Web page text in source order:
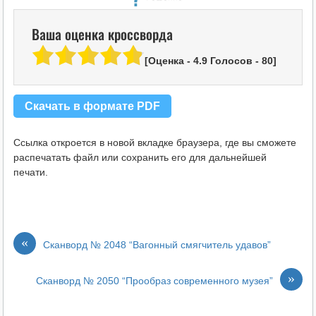
Ваша оценка кроссворда
[Оценка - 4.9Голосов - 80]
Скачать в формате PDF
Ссылка откроется в новой вкладке браузера, где вы сможете
распечатать файл или сохранить его для дальнейшей
печати.
« Сканворд № 2048 “Вагонный смягчитель удавов”
»
Сканворд № 2050 “Прообраз современного музея”